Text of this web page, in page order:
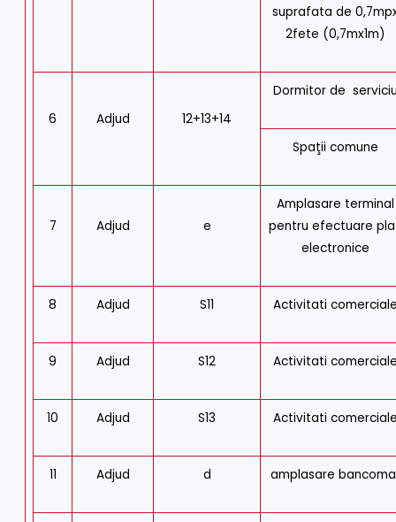
suprafata de
2fete (0,7mx1m)
6 Adjud 12+13+14
Dormitor de
Spaţii comune
7 Adjud e
Amplasare terminal
pentru efectuare
electronice
8 Adjud S11 Activitati
9 Adjud S12 Activitati
10 Adjud S13 Activitati
11 Adjud d amplasare